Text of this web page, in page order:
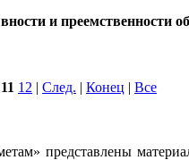
и преемственности
11 12 | След. | Конец | Все
представлены